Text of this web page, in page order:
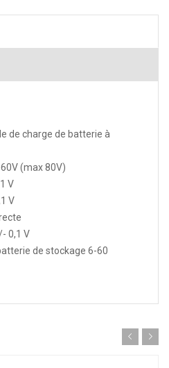
de charge de batterie à
(max 80V)
V
V
0,1 V
de stockage 6-60